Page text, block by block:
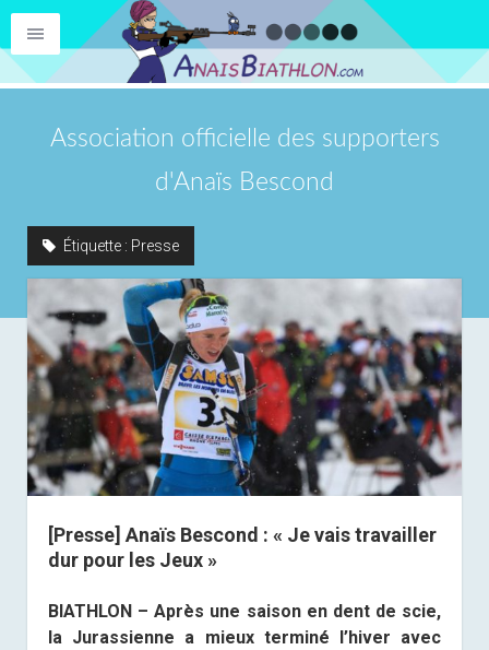
Association officielle des supporters
d'Anaïs Bescond
Étiquette : Presse
[Presse] Anaïs Bescond : « Je vais travailler
dur pour les Jeux »
BIATHLON – Après une saison en dent de scie,
la Jurassienne a mieux terminé l’hiver avec